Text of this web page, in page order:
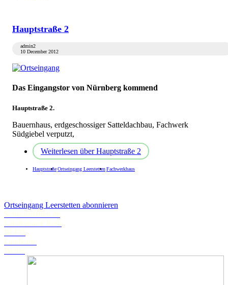
Hauptstraße 2
admin2
10 December 2012
Das Eingangstor von Nürnberg kommend
Hauptstraße 2.
Bauernhaus, erdgeschossiger Satteldachbau, Fachwerk
Südgiebel verputzt,
Weiterlesen über Hauptstraße 2
HauptstraßeOrtseingang LeerstettenFachwerkhaus
Ortseingang Leerstetten abonnieren
Schwanstetten.de
Landratsamt Roth
BLFD
Landkarte
Wetter